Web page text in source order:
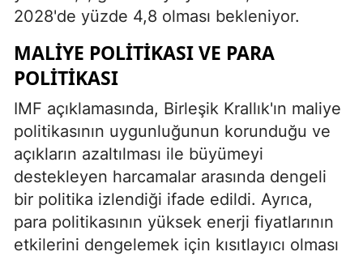
2028'de yüzde 4,8 olması bekleniyor.
MALIYE POLITIKASI VE PARA
POLITIKASI
IMF açıklamasında, Birleşik Krallık'ın maliye
politikasının uygunluğunun korunduğu ve
açıkların azaltılması ile büyümeyi
destekleyen harcamalar arasında dengeli
bir politika izlendiği ifade edildi. Ayrıca,
para politikasının yüksek enerji fiyatlarının
etkilerini dengelemek için kısıtlayıcı olması